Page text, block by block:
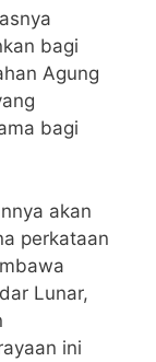
bagi
Agung
bagi
akan
perkataan
Lunar,
ini